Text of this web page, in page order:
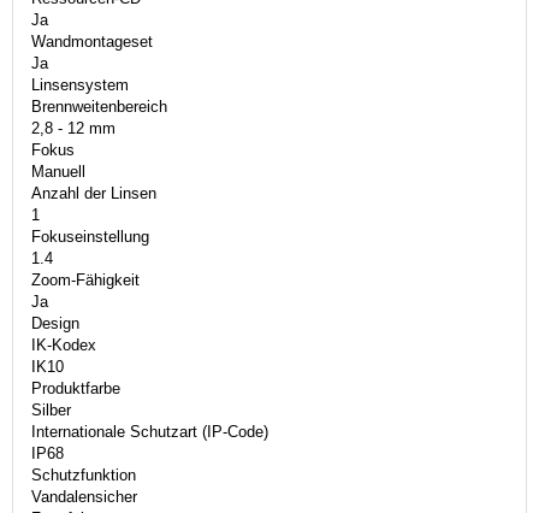
Ja
Wandmontageset
Ja
Linsensystem
Brennweitenbereich
2,8 - 12 mm
Fokus
Manuell
Anzahl der Linsen
1
Fokuseinstellung
1.4
Zoom-Fähigkeit
Ja
Design
IK-Kodex
IK10
Produktfarbe
Silber
Internationale Schutzart (IP-Code)
IP68
Schutzfunktion
Vandalensicher